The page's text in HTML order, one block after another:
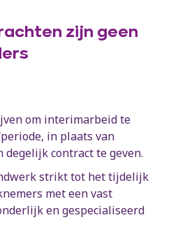
zijn geen
om interimarbeid te
in plaats van
degelijk contract te geven.
strikt tot het tijdelijk
met een vast
en gespecialiseerd